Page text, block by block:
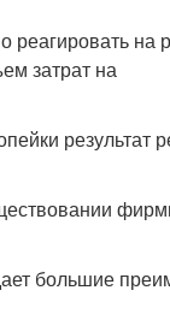
на
затрат на
результат
большие